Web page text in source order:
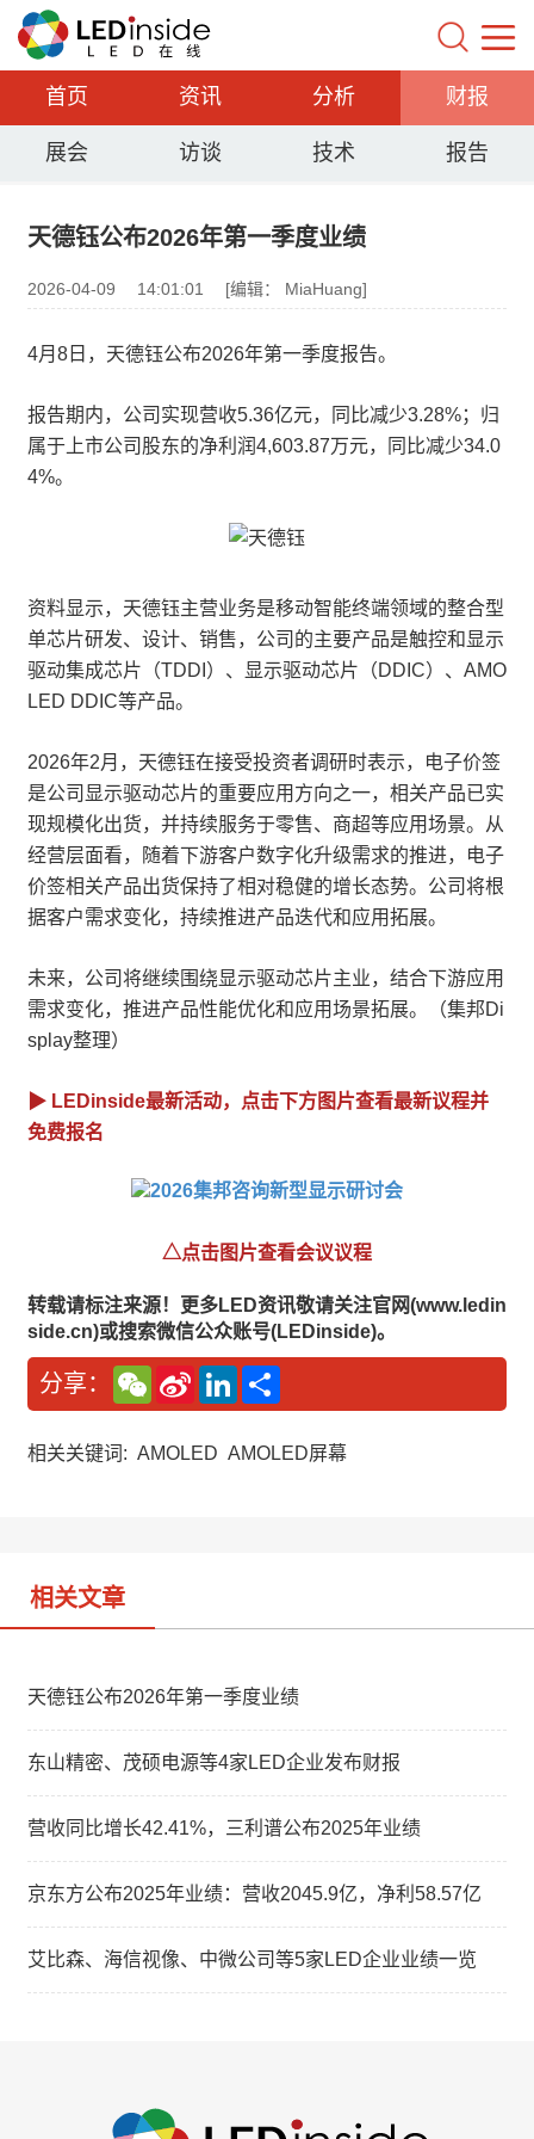
首页 资讯 分析 财报
展会 访谈 技术 报告
天德钰公布2026年第一季度业绩
2026-04-09 14:01:01 [编辑： MiaHuang]
4月8日，天德钰公布2026年第一季度报告。
报告期内，公司实现营收5.36亿元，同比减少3.28%；归
属于上市公司股东的净利润4,603.87万元，同比减少34.0
4%。
资料显示，天德钰主营业务是移动智能终端领域的整合型
单芯片研发、设计、销售，公司的主要产品是触控和显示
驱动集成芯片（TDDI）、显示驱动芯片（DDIC）、AMO
LED DDIC等产品。
2026年2月，天德钰在接受投资者调研时表示，电子价签
是公司显示驱动芯片的重要应用方向之一，相关产品已实
现规模化出货，并持续服务于零售、商超等应用场景。从
经营层面看，随着下游客户数字化升级需求的推进，电子
价签相关产品出货保持了相对稳健的增长态势。公司将根
据客户需求变化，持续推进产品迭代和应用拓展。
未来，公司将继续围绕显示驱动芯片主业，结合下游应用
需求变化，推进产品性能优化和应用场景拓展。（集邦Di
splay整理）
▶ LEDinside最新活动，点击下方图片查看最新议程并
免费报名
△点击图片查看会议议程
转载请标注来源！更多LED资讯敬请关注官网(www.ledin
side.cn)或搜索微信公众账号(LEDinside)。
分享：
W
e
C
a
S
n
W
L
n
e
相关关键词: AMOLED AMOLED屏幕
相关文章
天德钰公布2026年第一季度业绩
东山精密、茂硕电源等4家LED企业发布财报
营收同比增长42.41%，三利谱公布2025年业绩
京东方公布2025年业绩：营收2045.9亿，净利58.57亿
艾比森、海信视像、中微公司等5家LED企业业绩一览